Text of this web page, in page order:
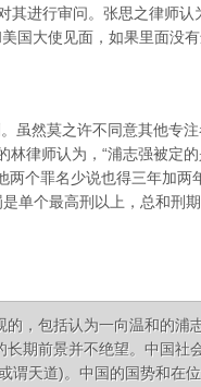
其进行审问。张思之律师认
国大使见面，如果里面没
虽然莫之许不同意其他专
律师认为，“浦志强被定
个罪名少说也得三年加两
单个最高刑以上，总和刑
，包括认为一向温和的浦
期前景并不绝望。中国社
谓天道)。中国的国势和在